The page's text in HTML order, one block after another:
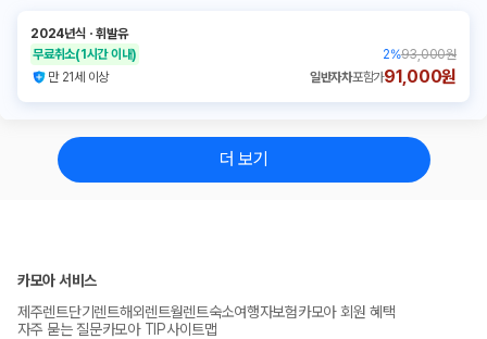
2024년식 ㆍ휘발유
무료취소(1시간 이내) 2%93,000원
만 21세 이상
일반자차포함가91,000원
더 보기
카모아 서비스
제주렌트단기렌트해외렌트월렌트숙소여행자보험카모아 회원 혜택
자주 묻는 질문카모아 TIP사이트맵